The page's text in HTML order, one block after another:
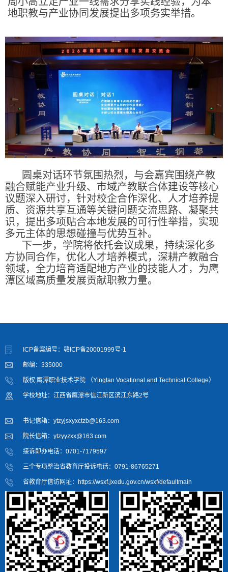
地职教与产业协同发展提出多项务实举措。
圆桌对话环节氛围热烈，与会嘉宾围绕产教
融合赋能产业升级、市域产教联合体建设等核心
议题深入研讨，针对校企合作深化、人才培养提
质、资源共享互通等关键问题交流思路、凝聚共
识，提出多项贴合本地发展的可行性举措，实现
多元主体的思想碰撞与优势互补。
下一步，学院将依托会议成果，持续深化多
方协同合作，优化人才培养模式，深耕产教融合
领域，全力培育适配地方产业的技能人才，为鹰
潭区域高质量发展贡献职教力量。
ICP备案编号：赣ICP备20001999号-1
邮编：335000
版权:鹰潭职业技术学院 （Yingtan Vocational and Technical College）
学校地址：江西省鹰潭市信江新区滨江东路2号
书记信箱：ytzyjsxyxctzb@163.com
院长信箱：ytzyyzxx@163.com
接诉即办电话：0701-7179597
三个专项整治省教育厅投诉电话：0791-86765271
省教育厅信访网址：https://wsxf.jxedu.gov.cn/wsxf/defaultmain